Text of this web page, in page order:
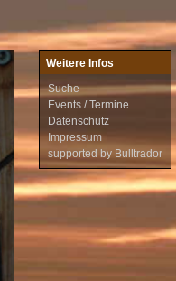
Weitere Infos
Suche
Events / Termine
Datenschutz
Impressum
supported by Bulltrador